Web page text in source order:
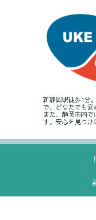
新静岡駅徒歩1分
で、どなたでも安
また、静岡市内
す。安心を見つけ